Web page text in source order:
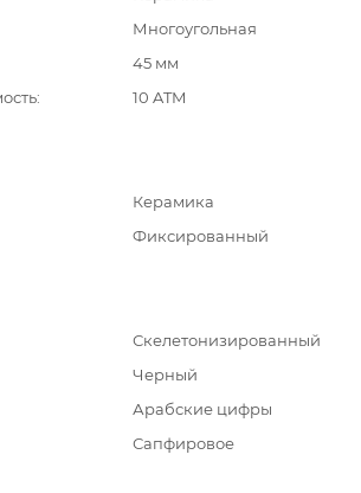
Многоугольная
45 мм
10 ATM
Керамика
Фиксированный
Скелетонизированный
Черный
Арабские цифры
Сапфировое